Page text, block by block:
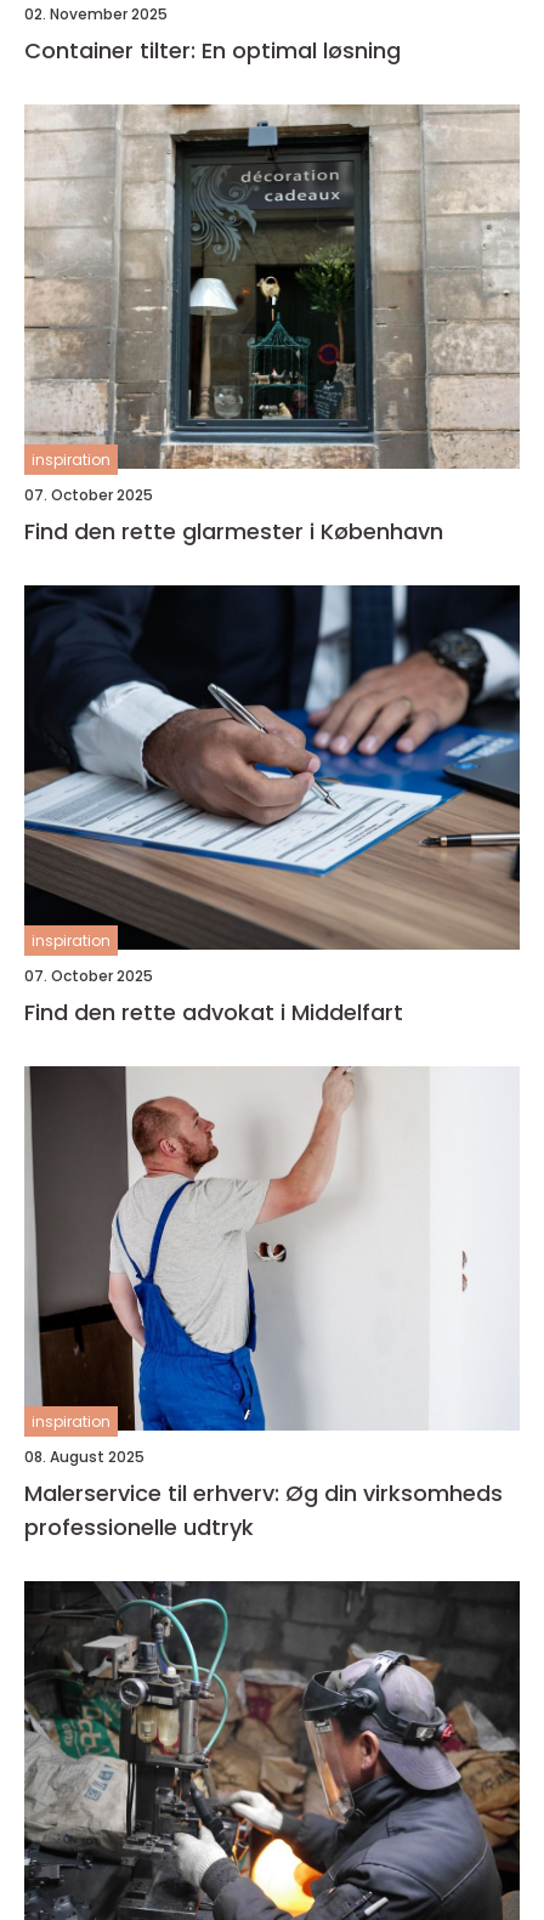
02. November 2025
Container tilter: En optimal løsning
inspiration
07. October 2025
Find den rette glarmester i København
inspiration
07. October 2025
Find den rette advokat i Middelfart
inspiration
08. August 2025
Malerservice til erhverv: Øg din virksomheds
professionelle udtryk